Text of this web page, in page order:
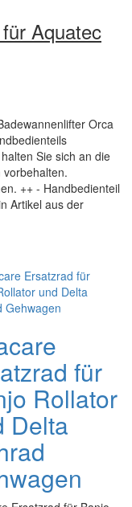
Aquatec
Orca
Sie sich an die
++ - Handbedienteil
Artikel aus der
für
Rollator
Delta